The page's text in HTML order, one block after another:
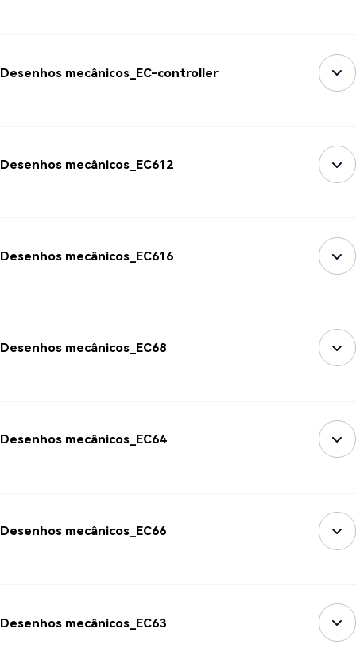
Desenhos mecânicos_EC-controller
Desenhos mecânicos_EC612
Desenhos mecânicos_EC616
Desenhos mecânicos_EC68
Desenhos mecânicos_EC64
Desenhos mecânicos_EC66
Desenhos mecânicos_EC63